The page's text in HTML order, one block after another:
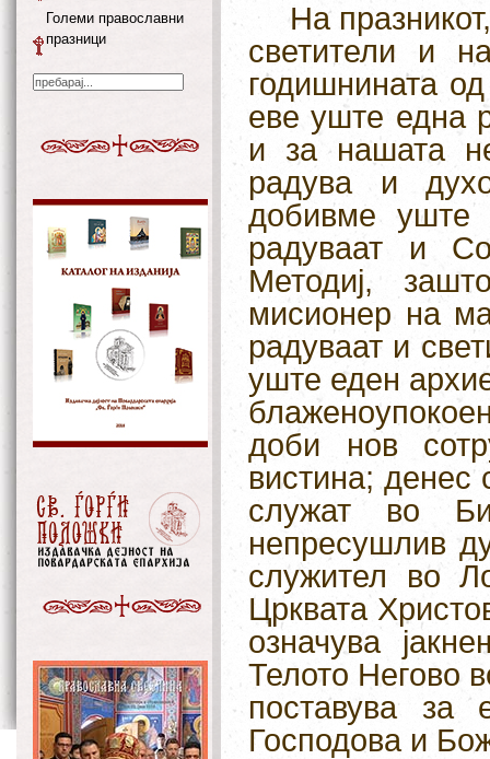
На
светители и
годишнината
еве уште една
и за нашата
радува и
добивме уште
радуваат и
Методиј,
мисионер на
радуваат и
уште еден
доби нов
вистина; денес
служат во
непресушлив
служител во
Црквата
означува
Телото Негово
поставува за
Господова и
Големи православни
празници